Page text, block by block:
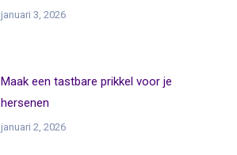
januari 3, 2026
Maak een tastbare prikkel voor je
hersenen
januari 2, 2026